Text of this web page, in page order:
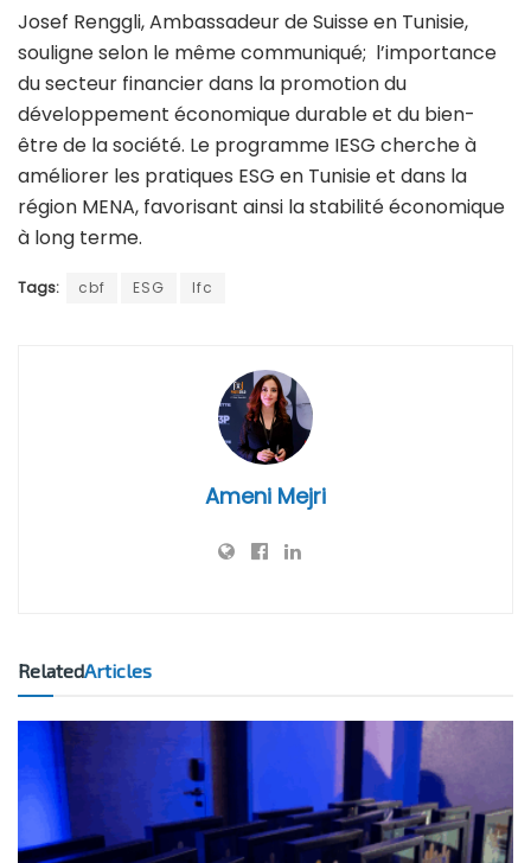
Josef Renggli, Ambassadeur de Suisse en Tunisie,
souligne selon le même communiqué; l’importance
du secteur financier dans la promotion du
développement économique durable et du bien-
être de la société. Le programme IESG cherche à
améliorer les pratiques ESG en Tunisie et dans la
région MENA, favorisant ainsi la stabilité économique
à long terme.
Tags: cbf ESG Ifc
Ameni Mejri
RelatedArticles